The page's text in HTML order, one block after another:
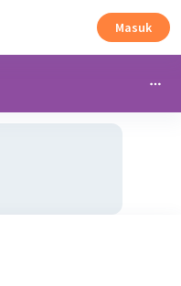
Masuk